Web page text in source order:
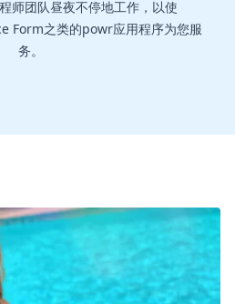
师团队昼夜不停地工作，以使
Form之类的powr应用程序为您服
务。